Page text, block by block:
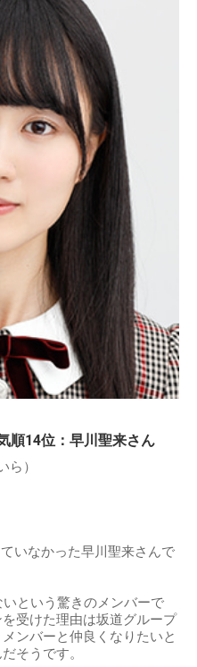
順14位：早川聖来さん
）
いなかった早川聖来さんで
という驚きのメンバーで
受けた理由は坂道グループ
ンバーと仲良くなりたいと
そうです。